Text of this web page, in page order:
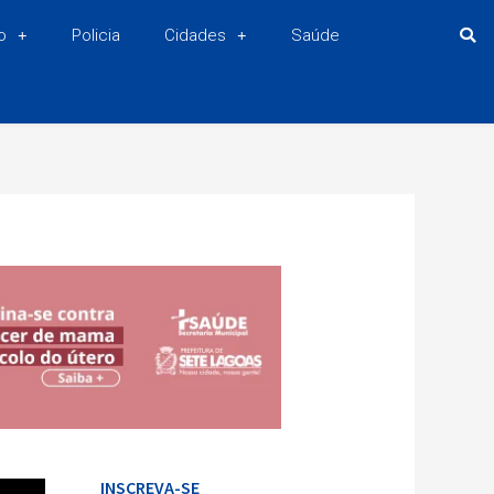
Policia Cidades Saúde
INSCREVA-SE